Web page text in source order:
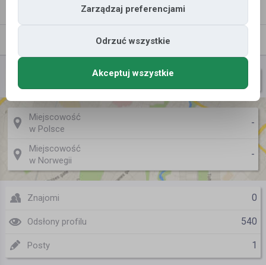
Zaproś
Nazwa użytkownika
Miejscowość
w Polsce
-
Miejscowość
w Norwegii
-
Znajomi 0
Odsłony profilu 540
Posty 1
Zarządzaj preferencjami
Odrzuć wszystkie
Akceptuj wszystkie